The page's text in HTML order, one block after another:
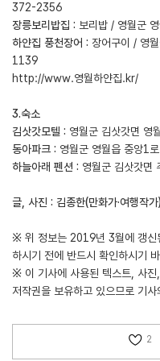
372-2356
장릉보리밥집 : 보리밥 / 영월군
하얀집 풍천장어 : 장어구이 / 영
1139
http://www.영월하얀집.kr/
3.숙소
김삿갓모텔 : 영월군 김삿갓면
동아파크 : 영월군 영월읍 중앙
하늘아래 펜션 : 영월군 김삿갓
글, 사진 : 김종한(만화가·여행작가)
※ 위 정보는 2019년 3월에 갱신
하시기 전에 반드시 확인하시기
※ 이 기사에 사용된 텍스트, 사진
저작권을 보유하고 있으므로 기
2